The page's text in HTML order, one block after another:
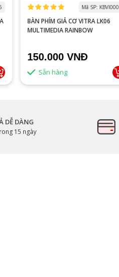
Mã SP: KBVI0001
BÀN PHÍM GIẢ CƠ VITRA LK06
MULTIMEDIA RAINBOW
150.000 VNĐ
Sẵn hàng
DỄ DÀNG
15 ngày